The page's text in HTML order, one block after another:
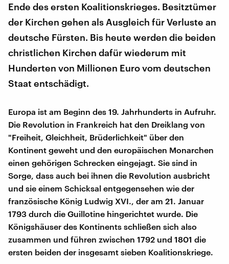
Ende des ersten Koalitionskrieges. Besitztümer
der Kirchen gehen als Ausgleich für Verluste an
deutsche Fürsten. Bis heute werden die beiden
christlichen Kirchen dafür wiederum mit
Hunderten von Millionen Euro vom deutschen
Staat entschädigt.
Europa ist am Beginn des 19. Jahrhunderts in Aufruhr.
Die Revolution in Frankreich hat den Dreiklang von
"Freiheit, Gleichheit, Brüderlichkeit" über den
Kontinent geweht und den europäischen Monarchen
einen gehörigen Schrecken eingejagt. Sie sind in
Sorge, dass auch bei ihnen die Revolution ausbricht
und sie einem Schicksal entgegensehen wie der
französische König Ludwig XVI., der am 21. Januar
1793 durch die Guillotine hingerichtet wurde. Die
Königshäuser des Kontinents schließen sich also
zusammen und führen zwischen 1792 und 1801 die
ersten beiden der insgesamt sieben Koalitionskriege.